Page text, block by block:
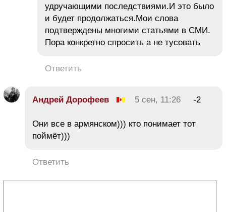
удручающими последствиями.И это было
и будет продолжаться.Мои слова
подтверждены многими статьями в СМИ.
Пора конкретно спросить а не тусовать
Ответить
Андрей Дорофеев 5 сен, 11:26 -2
Они все в армянском))) кто понимает тот
поймёт)))
Ответить